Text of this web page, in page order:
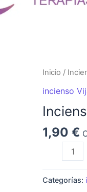
Inicio /
incienso
1,90 €
Incienso
Vijayshree
cantidad
Categorías: